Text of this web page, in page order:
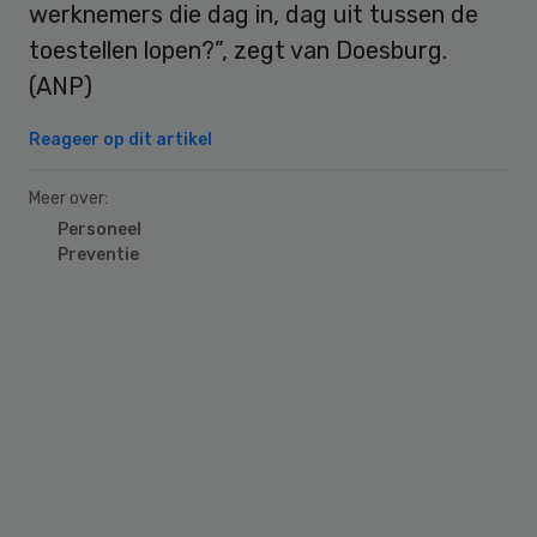
werknemers die dag in, dag uit tussen de
toestellen lopen?”, zegt van Doesburg.
(ANP)
Reageer op dit artikel
Meer over:
Personeel
Preventie